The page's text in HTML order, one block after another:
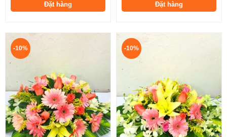
Đặt hàng
Đặt hàng
-10% -10%